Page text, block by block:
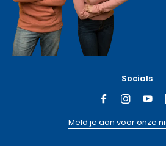
Socials
Meld je aan voor onze